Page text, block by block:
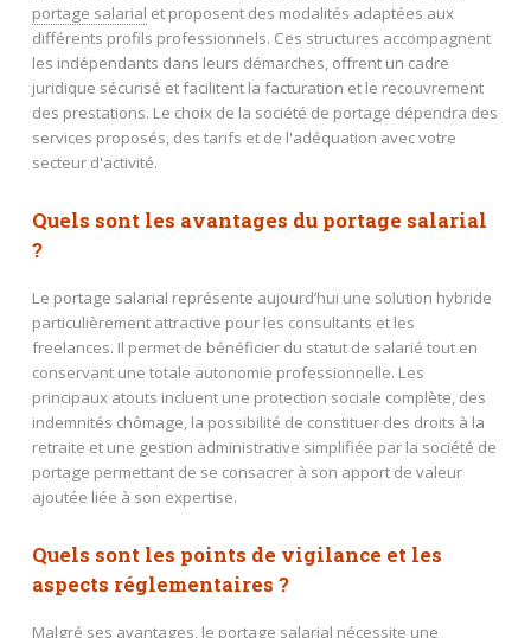
portage salarial et proposent des modalités adaptées aux
différents profils professionnels. Ces structures accompagnent
les indépendants dans leurs démarches, offrent un cadre
juridique sécurisé et facilitent la facturation et le recouvrement
des prestations. Le choix de la société de portage dépendra des
services proposés, des tarifs et de l'adéquation avec votre
secteur d'activité.
Quels sont les avantages du portage salarial
?
Le portage salarial représente aujourd’hui une solution hybride
particulièrement attractive pour les consultants et les
freelances. Il permet de bénéficier du statut de salarié tout en
conservant une totale autonomie professionnelle. Les
principaux atouts incluent une protection sociale complète, des
indemnités chômage, la possibilité de constituer des droits à la
retraite et une gestion administrative simplifiée par la société de
portage permettant de se consacrer à son apport de valeur
ajoutée liée à son expertise.
Quels sont les points de vigilance et les
aspects réglementaires ?
Malgré ses avantages, le portage salarial nécessite une